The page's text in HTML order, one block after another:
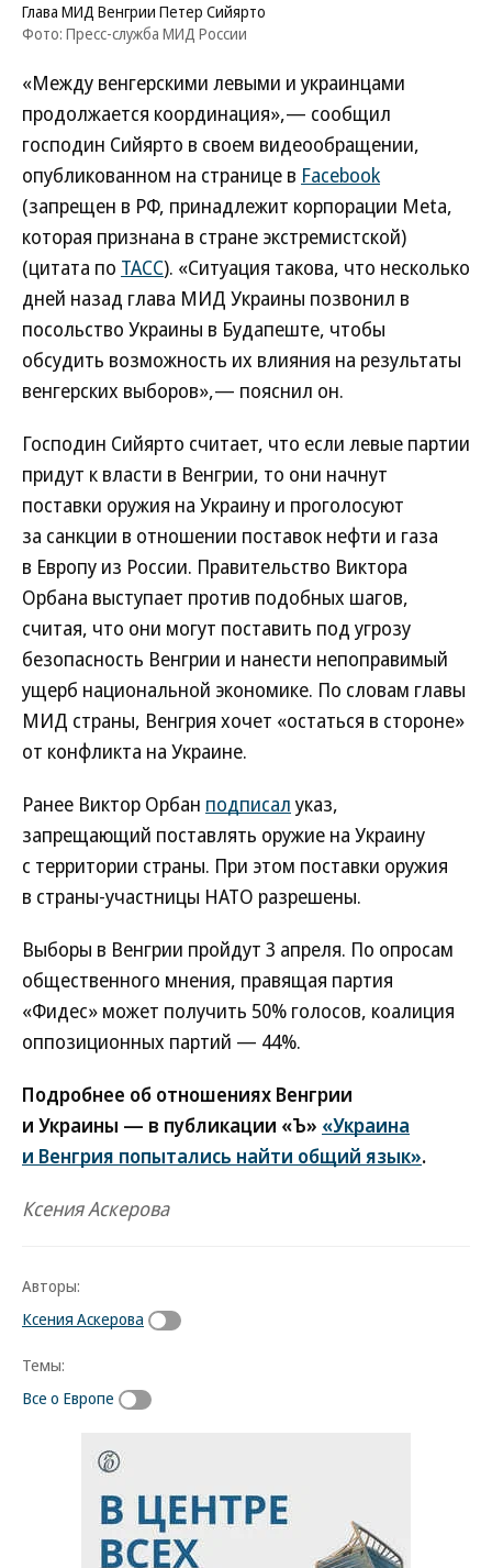
Глава МИД Венгрии Петер Сийярто
Фото: Пресс-служба МИД России
«Между венгерскими левыми и украинцами
продолжается координация»,— сообщил
господин Сийярто в своем видеообращении,
опубликованном на странице в Facebook
(запрещен в РФ, принадлежит корпорации Meta,
которая признана в стране экстремистской)
(цитата по ТАСС). «Ситуация такова, что несколько
дней назад глава МИД Украины позвонил в
посольство Украины в Будапеште, чтобы
обсудить возможность их влияния на результаты
венгерских выборов»,— пояснил он.
Господин Сийярто считает, что если левые партии
придут к власти в Венгрии, то они начнут
поставки оружия на Украину и проголосуют
за санкции в отношении поставок нефти и газа
в Европу из России. Правительство Виктора
Орбана выступает против подобных шагов,
считая, что они могут поставить под угрозу
безопасность Венгрии и нанести непоправимый
ущерб национальной экономике. По словам главы
МИД страны, Венгрия хочет «остаться в стороне»
от конфликта на Украине.
Ранее Виктор Орбан подписал указ,
запрещающий поставлять оружие на Украину
с территории страны. При этом поставки оружия
в страны-участницы НАТО разрешены.
Выборы в Венгрии пройдут 3 апреля. По опросам
общественного мнения, правящая партия
«Фидес» может получить 50% голосов, коалиция
оппозиционных партий — 44%.
Подробнее об отношениях Венгрии
и Украины — в публикации «Ъ» «Украина
и Венгрия попытались найти общий язык».
Ксения Аскерова
Авторы:
Ксения Аскерова
Темы:
Все о Европе